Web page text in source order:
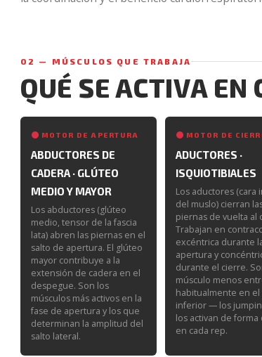
02 — MÚSCULOS QUE TRABAJA
QUÉ SE ACTIVA EN
MOTOR DE APERTURA
ABDUCTORES DE
CADERA · GLÚTEO
MEDIO Y MAYOR
Los abductores (glúteo
medio, tensor de la fascia
lata) abren las piernas en el
salto de apertura. El glúteo
mayor contribuye a la
extensión de cadera en el
despegue. Son los
músculos más activos en la
fase de apertura y los que
determinan la amplitud del
salto lateral.
MOTOR DE
ADUCTORES ·
ISQUIOTIBIALES
Los aductores (cara
del muslo) cierran
piernas de vuelta al
Trabajan en
excéntrica durante
apertura y
durante el cierre.
músculo menos
habitualmente en el
inferior — los
los activan de forma
en cada rep.